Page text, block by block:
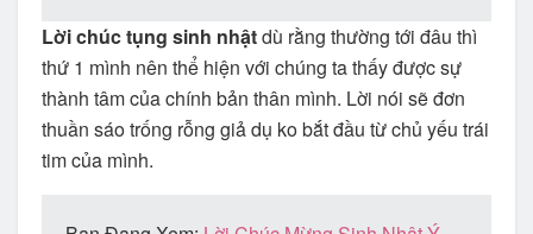
Lời chúc tụng sinh nhậtdù rằng thường tới đâu thì
thứ 1 mình nên thể hiện với chúng ta thấy được sự
thành tâm của chính bản thân mình. Lời nói sẽ đơn
thuần sáo trống rỗng giả dụ ko bắt đầu từ chủ yếu trái
tim của mình.